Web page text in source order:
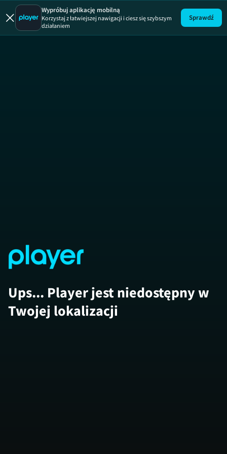
True Love
Wypróbuj aplikację mobilną
Korzystaj z łatwiejszej nawigacji i ciesz się szybszym
działaniem
Sprawdź
Ups... Player jest niedostępny w
Twojej lokalizacji